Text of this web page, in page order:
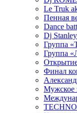
Le Truk
Пенная
Dance
Dj
Группа
Группа
Финал
Мужское